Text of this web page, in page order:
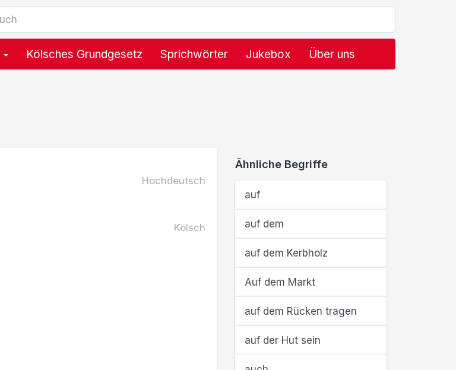
Kölsches Grundgesetz Sprichwörter Jukebox Über uns
Hochdeutsch
Kölsch
Ähnliche Begriffe
auf
auf dem
auf dem Kerbholz
Auf dem Markt
auf dem Rücken tragen
auf der Hut sein